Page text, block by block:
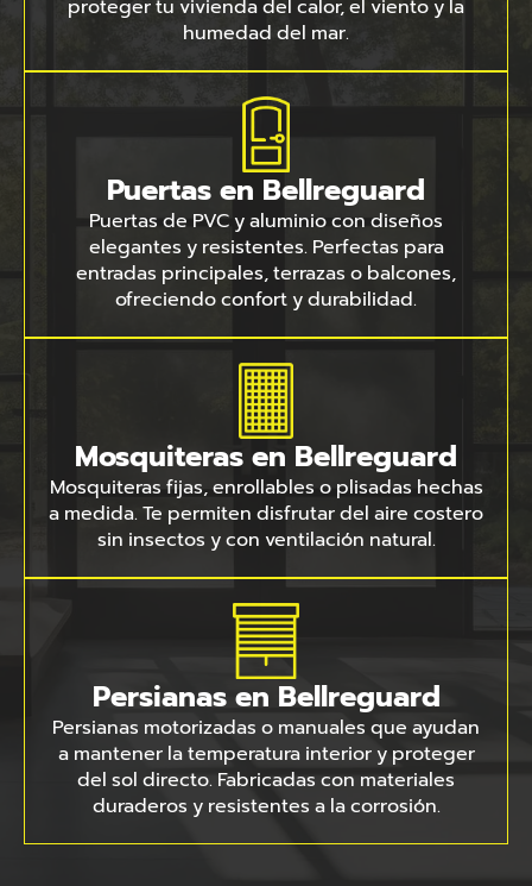
proteger tu vivienda del calor, el viento y la
humedad del mar.
Puertas en Bellreguard
Puertas de PVC y aluminio con diseños
elegantes y resistentes. Perfectas para
entradas principales, terrazas o balcones,
ofreciendo confort y durabilidad.
Mosquiteras en Bellreguard
Mosquiteras fijas, enrollables o plisadas hechas
a medida. Te permiten disfrutar del aire costero
sin insectos y con ventilación natural.
Persianas en Bellreguard
Persianas motorizadas o manuales que ayudan
a mantener la temperatura interior y proteger
del sol directo. Fabricadas con materiales
duraderos y resistentes a la corrosión.